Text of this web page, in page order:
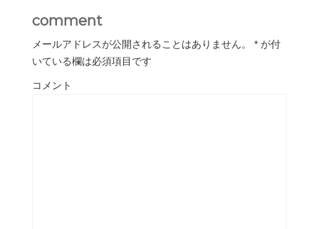
comment
メールアドレスが公開されることはありません。 * が付
いている欄は必須項目です
コメント